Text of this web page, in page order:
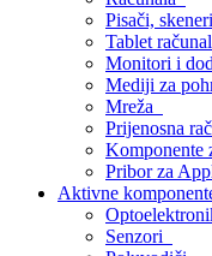
Pisači,
Tablet
Monitori i
Mediji za
Mreža
Prijenosna
Komponente
Pribor za
Aktivne
Senzori